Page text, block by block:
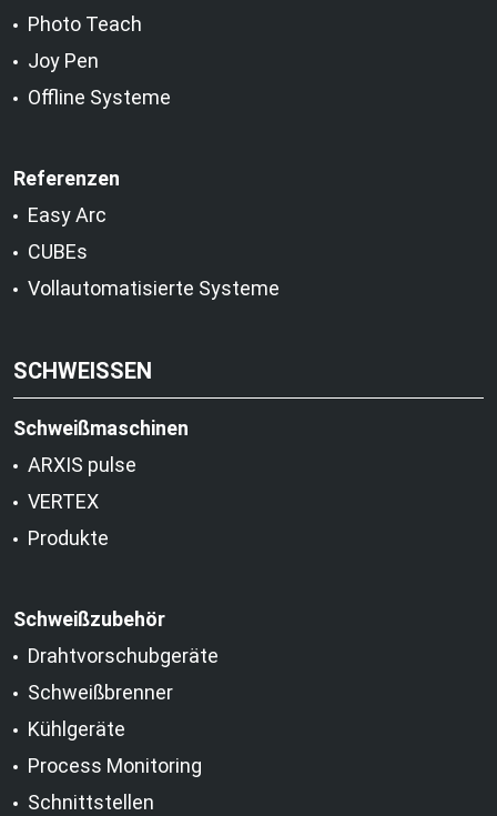
Photo Teach
Joy Pen
Offline Systeme
Referenzen
Easy Arc
CUBEs
Vollautomatisierte Systeme
SCHWEISSEN
Schweißmaschinen
ARXIS pulse
VERTEX
Produkte
Schweißzubehör
Drahtvorschubgeräte
Schweißbrenner
Kühlgeräte
Process Monitoring
Schnittstellen